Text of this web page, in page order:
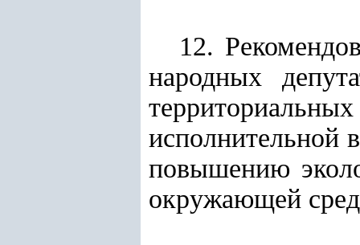
12.
народных
исполнительной
повышению
окружающей